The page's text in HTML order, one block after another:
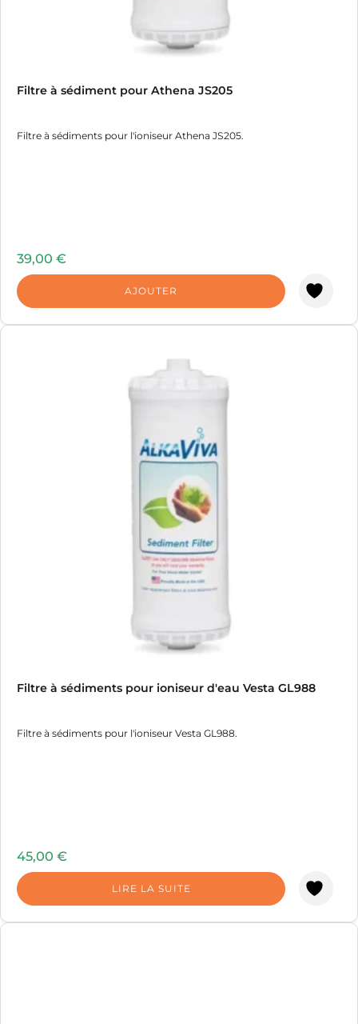
Filtre à sédiment pour Athena JS205
Filtre à sédiments pour l'ioniseur Athena JS205.
39,00 €
AJOUTER
Filtre à sédiments pour ioniseur d'eau Vesta GL988
Filtre à sédiments pour l'ioniseur Vesta GL988.
45,00 €
LIRE LA SUITE